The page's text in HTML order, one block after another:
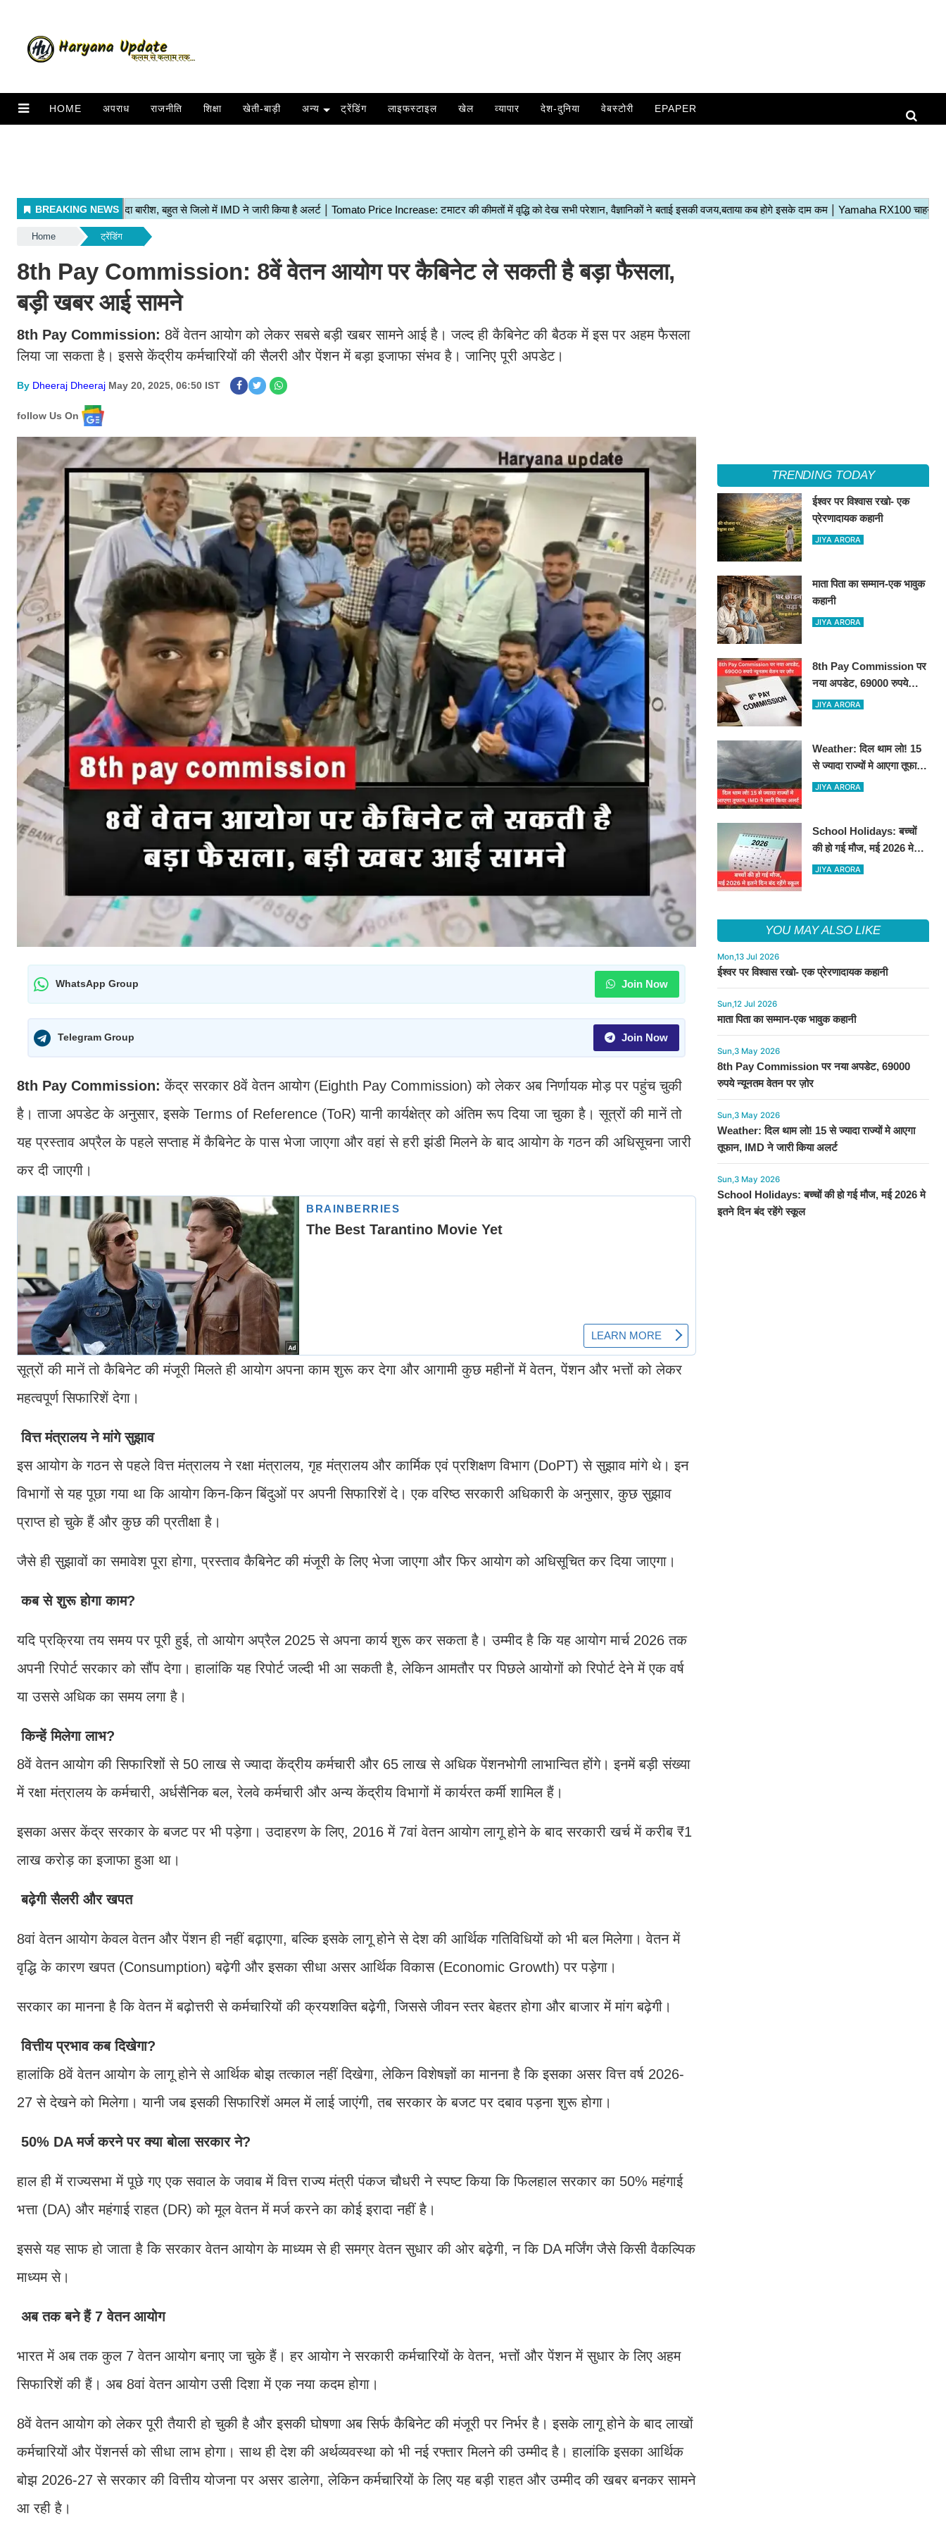
HOME अपराध राजनीति शिक्षा खेती-बाड़ी अन्य ट्रेंडिंग लाइफस्टाइल खेल व्यापार देश-दुनिया वेबस्टोरी EPAPER
Home ट्रेंडिंग
8th Pay Commission: 8वें वेतन आयोग पर कैबिनेट ले सकती है बड़ा फैसला,
बड़ी खबर आई सामने
8th Pay Commission: 8वें वेतन आयोग को लेकर सबसे बड़ी खबर सामने आई है। जल्द ही कैबिनेट की बैठक में इस पर अहम फैसला
लिया जा सकता है। इससे केंद्रीय कर्मचारियों की सैलरी और पेंशन में बड़ा इजाफा संभव है। जानिए पूरी अपडेट।
By Dheeraj Dheeraj May 20, 2025, 06:50 IST
follow Us On
WhatsApp Group Join Now
Telegram Group Join Now
8th Pay Commission:केंद्र सरकार 8वें वेतन आयोग (Eighth Pay Commission) को लेकर अब निर्णायक मोड़ पर पहुंच चुकी
है। ताजा अपडेट के अनुसार, इसके Terms of Reference (ToR) यानी कार्यक्षेत्र को अंतिम रूप दिया जा चुका है। सूत्रों की मानें तो
यह प्रस्ताव अप्रैल के पहले सप्ताह में कैबिनेट के पास भेजा जाएगा और वहां से हरी झंडी मिलने के बाद आयोग के गठन की अधिसूचना जारी
कर दी जाएगी।
सूत्रों की मानें तो कैबिनेट की मंजूरी मिलते ही आयोग अपना काम शुरू कर देगा और आगामी कुछ महीनों में वेतन, पेंशन और भत्तों को लेकर
महत्वपूर्ण सिफारिशें देगा।
वित्त मंत्रालय ने मांगे सुझाव
इस आयोग के गठन से पहले वित्त मंत्रालय ने रक्षा मंत्रालय, गृह मंत्रालय और कार्मिक एवं प्रशिक्षण विभाग (DoPT) से सुझाव मांगे थे। इन
विभागों से यह पूछा गया था कि आयोग किन-किन बिंदुओं पर अपनी सिफारिशें दे। एक वरिष्ठ सरकारी अधिकारी के अनुसार, कुछ सुझाव
प्राप्त हो चुके हैं और कुछ की प्रतीक्षा है।
जैसे ही सुझावों का समावेश पूरा होगा, प्रस्ताव कैबिनेट की मंजूरी के लिए भेजा जाएगा और फिर आयोग को अधिसूचित कर दिया जाएगा।
कब से शुरू होगा काम?
यदि प्रक्रिया तय समय पर पूरी हुई, तो आयोग अप्रैल 2025 से अपना कार्य शुरू कर सकता है। उम्मीद है कि यह आयोग मार्च 2026 तक
अपनी रिपोर्ट सरकार को सौंप देगा। हालांकि यह रिपोर्ट जल्दी भी आ सकती है, लेकिन आमतौर पर पिछले आयोगों को रिपोर्ट देने में एक वर्ष
या उससे अधिक का समय लगा है।
किन्हें मिलेगा लाभ?
8वें वेतन आयोग की सिफारिशों से 50 लाख से ज्यादा केंद्रीय कर्मचारी और 65 लाख से अधिक पेंशनभोगी लाभान्वित होंगे। इनमें बड़ी संख्या
में रक्षा मंत्रालय के कर्मचारी, अर्धसैनिक बल, रेलवे कर्मचारी और अन्य केंद्रीय विभागों में कार्यरत कर्मी शामिल हैं।
इसका असर केंद्र सरकार के बजट पर भी पड़ेगा। उदाहरण के लिए, 2016 में 7वां वेतन आयोग लागू होने के बाद सरकारी खर्च में करीब ₹1
लाख करोड़ का इजाफा हुआ था।
बढ़ेगी सैलरी और खपत
8वां वेतन आयोग केवल वेतन और पेंशन ही नहीं बढ़ाएगा, बल्कि इसके लागू होने से देश की आर्थिक गतिविधियों को भी बल मिलेगा। वेतन में
वृद्धि के कारण खपत (Consumption) बढ़ेगी और इसका सीधा असर आर्थिक विकास (Economic Growth) पर पड़ेगा।
सरकार का मानना है कि वेतन में बढ़ोत्तरी से कर्मचारियों की क्रयशक्ति बढ़ेगी, जिससे जीवन स्तर बेहतर होगा और बाजार में मांग बढ़ेगी।
वित्तीय प्रभाव कब दिखेगा?
हालांकि 8वें वेतन आयोग के लागू होने से आर्थिक बोझ तत्काल नहीं दिखेगा, लेकिन विशेषज्ञों का मानना है कि इसका असर वित्त वर्ष 2026-
27 से देखने को मिलेगा। यानी जब इसकी सिफारिशें अमल में लाई जाएंगी, तब सरकार के बजट पर दबाव पड़ना शुरू होगा।
50% DA मर्ज करने पर क्या बोला सरकार ने?
हाल ही में राज्यसभा में पूछे गए एक सवाल के जवाब में वित्त राज्य मंत्री पंकज चौधरी ने स्पष्ट किया कि फिलहाल सरकार का 50% महंगाई
भत्ता (DA) और महंगाई राहत (DR) को मूल वेतन में मर्ज करने का कोई इरादा नहीं है।
इससे यह साफ हो जाता है कि सरकार वेतन आयोग के माध्यम से ही समग्र वेतन सुधार की ओर बढ़ेगी, न कि DA मर्जिंग जैसे किसी वैकल्पिक
माध्यम से।
अब तक बने हैं 7 वेतन आयोग
भारत में अब तक कुल 7 वेतन आयोग बनाए जा चुके हैं। हर आयोग ने सरकारी कर्मचारियों के वेतन, भत्तों और पेंशन में सुधार के लिए अहम
सिफारिशें की हैं। अब 8वां वेतन आयोग उसी दिशा में एक नया कदम होगा।
8वें वेतन आयोग को लेकर पूरी तैयारी हो चुकी है और इसकी घोषणा अब सिर्फ कैबिनेट की मंजूरी पर निर्भर है। इसके लागू होने के बाद लाखों
कर्मचारियों और पेंशनर्स को सीधा लाभ होगा। साथ ही देश की अर्थव्यवस्था को भी नई रफ्तार मिलने की उम्मीद है। हालांकि इसका आर्थिक
बोझ 2026-27 से सरकार की वित्तीय योजना पर असर डालेगा, लेकिन कर्मचारियों के लिए यह बड़ी राहत और उम्मीद की खबर बनकर सामने
आ रही है।
TRENDING TODAY
ईश्वर पर विश्वास रखो- एक
प्रेरणादायक कहानी
JIYA ARORA
माता पिता का सम्मान-एक भावुक
कहानी
JIYA ARORA
8th Pay Commission पर
नया अपडेट, 69000 रुपये
न्यूनतम वेतन पर ज़ोर
JIYA ARORA
Weather: दिल थाम लो! 15
से ज्यादा राज्यों मे आएगा तूफान,
IMD ने जारी किया अलर्ट
JIYA ARORA
School Holidays: बच्चों
की हो गई मौज, मई 2026 मे
इतने दिन बंद रहेंगे स्कूल
JIYA ARORA
YOU MAY ALSO LIKE
Mon,13 Jul 2026
ईश्वर पर विश्वास रखो- एक प्रेरणादायक कहानी
Sun,12 Jul 2026
माता पिता का सम्मान-एक भावुक कहानी
Sun,3 May 2026
8th Pay Commission पर नया अपडेट, 69000
रुपये न्यूनतम वेतन पर ज़ोर
Sun,3 May 2026
Weather: दिल थाम लो! 15 से ज्यादा राज्यों मे आएगा
तूफान, IMD ने जारी किया अलर्ट
Sun,3 May 2026
School Holidays: बच्चों की हो गई मौज, मई 2026 मे
इतने दिन बंद रहेंगे स्कूल